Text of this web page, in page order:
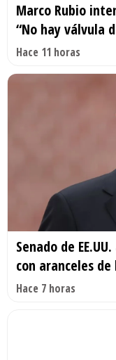
Marco Rubio
“No hay válvula
Hace 11 horas
Senado de
con aranceles de
Hace 7 horas